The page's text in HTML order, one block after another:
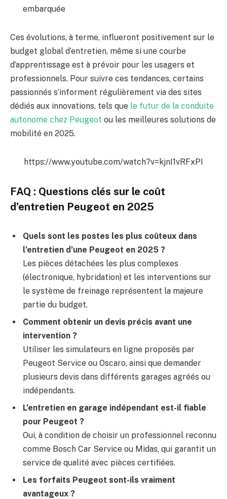
embarquée
Ces évolutions, à terme, influeront positivement sur le
budget global d’entretien, même si une courbe
d’apprentissage est à prévoir pour les usagers et
professionnels. Pour suivre ces tendances, certains
passionnés s’informent régulièrement via des sites
dédiés aux innovations, tels que le futur de la conduite
autonome chez Peugeot ou les meilleures solutions de
mobilité en 2025.
https://www.youtube.com/watch?v=kjnI1vRFxPI
FAQ : Questions clés sur le coût
d’entretien Peugeot en 2025
Quels sont les postes les plus coûteux dans
l’entretien d’une Peugeot en 2025 ?
Les pièces détachées les plus complexes
(électronique, hybridation) et les interventions sur
le système de freinage représentent la majeure
partie du budget.
Comment obtenir un devis précis avant une
intervention ?
Utiliser les simulateurs en ligne proposés par
Peugeot Service ou Oscaro, ainsi que demander
plusieurs devis dans différents garages agréés ou
indépendants.
L’entretien en garage indépendant est-il fiable
pour Peugeot ?
Oui, à condition de choisir un professionnel reconnu
comme Bosch Car Service ou Midas, qui garantit un
service de qualité avec pièces certifiées.
Les forfaits Peugeot sont-ils vraiment
avantageux ?